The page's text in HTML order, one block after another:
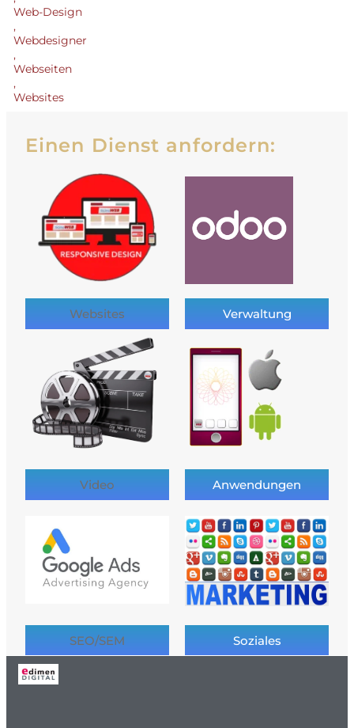
Web-Design
,
Webdesigner
,
Webseiten
,
Websites
Einen Dienst anfordern:
Websites Verwaltung
Video Anwendungen
SEO/SEM Soziales